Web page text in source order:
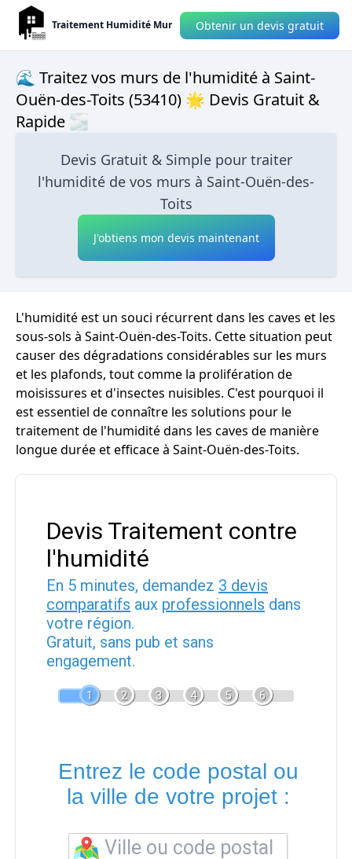
Traitement Humidité Mur Obtenir un devis gratuit
🌊 Traitez vos murs de l'humidité à Saint-
Ouën-des-Toits (53410) 🌟 Devis Gratuit &
Rapide 🌫
Devis Gratuit & Simple pour traiter
l'humidité de vos murs à Saint-Ouën-des-
Toits
J'obtiens mon devis maintenant
L'humidité est un souci récurrent dans les caves et les
sous-sols à Saint-Ouën-des-Toits. Cette situation peut
causer des dégradations considérables sur les murs
et les plafonds, tout comme la prolifération de
moisissures et d'insectes nuisibles. C'est pourquoi il
est essentiel de connaître les solutions pour le
traitement de l'humidité dans les caves de manière
longue durée et efficace à Saint-Ouën-des-Toits.
Devis Traitement contre
l'humidité
En 5 minutes, demandez 3 devis
comparatifs aux professionnels dans
votre région.
Gratuit, sans pub et sans
engagement.
1 2 3 4 5 6
Entrez le code postal ou
la ville de votre projet :